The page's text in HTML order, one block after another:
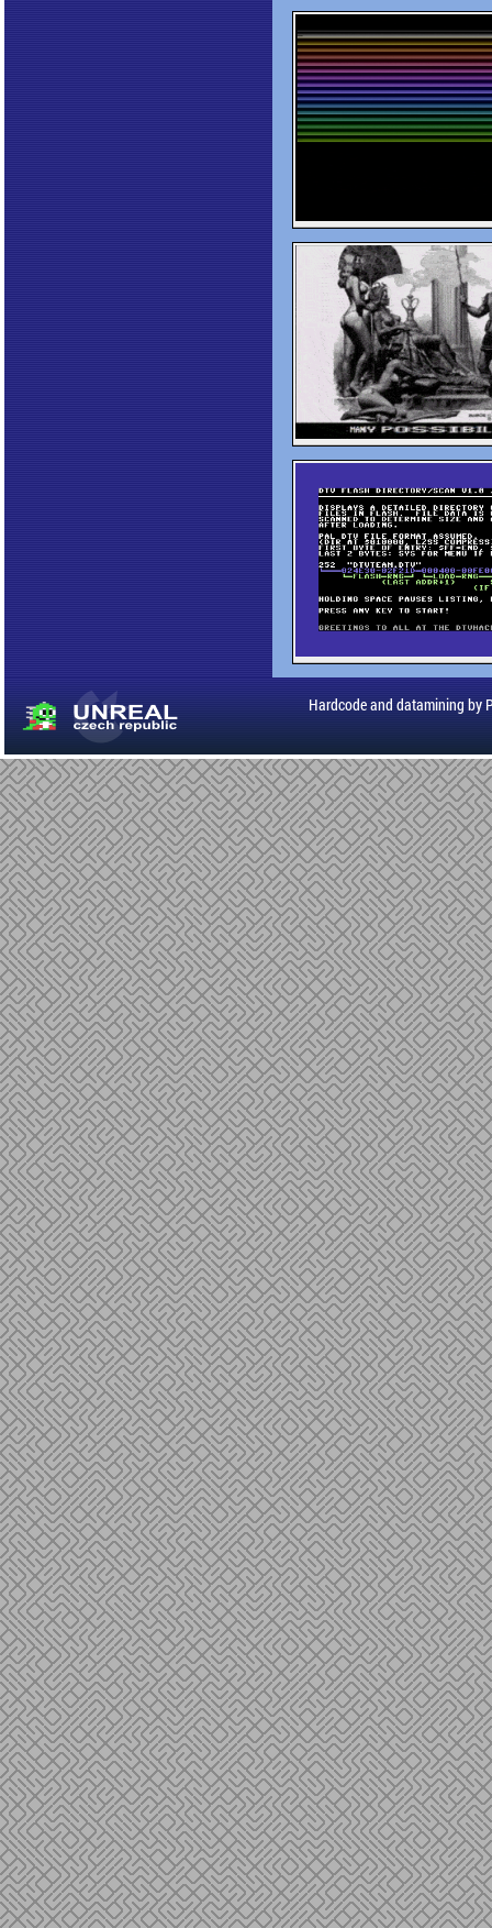
Hardcode and datamining by